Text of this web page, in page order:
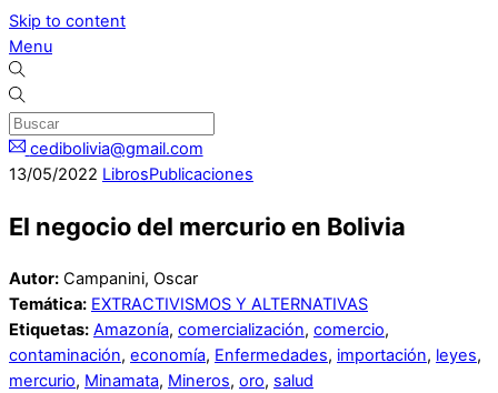
Skip to content
Menu
cedibolivia@gmail.com
13/05/2022 LibrosPublicaciones
El negocio del mercurio en Bolivia
Autor: Campanini, Oscar
Temática: EXTRACTIVISMOS Y ALTERNATIVAS
Etiquetas: Amazonía, comercialización, comercio,
contaminación, economía, Enfermedades, importación, leyes,
mercurio, Minamata, Mineros, oro, salud